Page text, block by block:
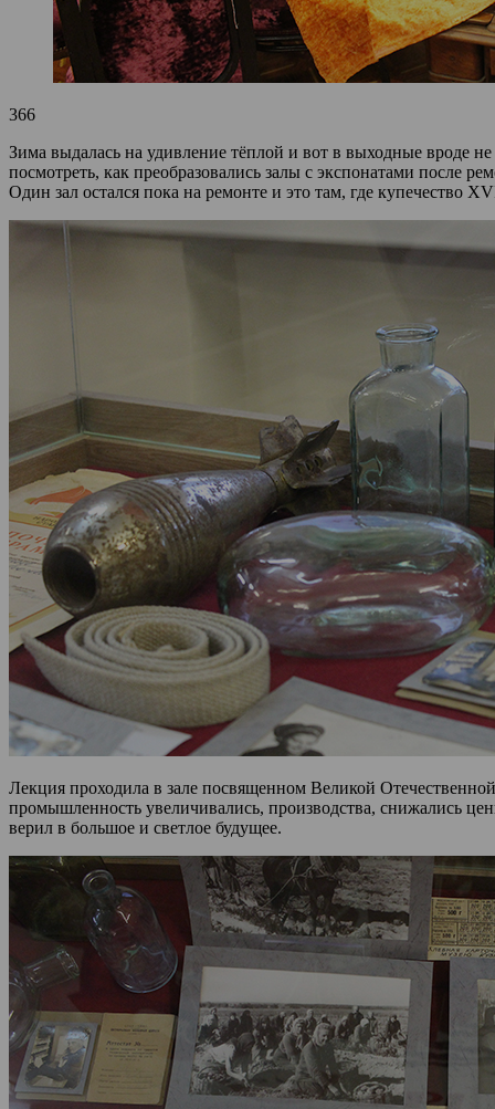
366
Зима выдалась на удивление тёплой и вот в выходные вроде
посмотреть, как преобразовались залы с экспонатами после
Один зал остался пока на ремонте и это там, где купечество
Лекция проходила в зале посвященном Великой
промышленность увеличивались, производства, снижались
верил в большое и светлое будущее.